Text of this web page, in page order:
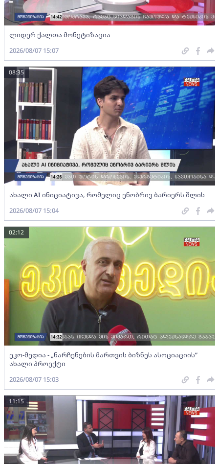
ლიდერ ქალთა მონეტიზაცია
2026/08/07 15:07
ახალი AI ინიციატივა, რომელიც ენობრივ ბარიერს შლის
08:35
2026/08/07 15:04
ეკო-მედია - „ნარჩენების მართვის ბიზნეს ასოციაციის”
ახალი პროექტი
02:12
2026/08/07 15:03
11:15